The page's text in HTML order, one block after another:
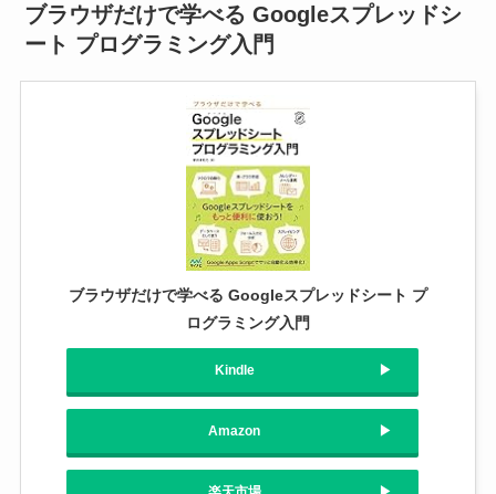
ブラウザだけで学べる Googleスプレッドシ
ート プログラミング入門
ブラウザだけで学べる Googleスプレッドシート プ
ログラミング入門
Kindle
Amazon